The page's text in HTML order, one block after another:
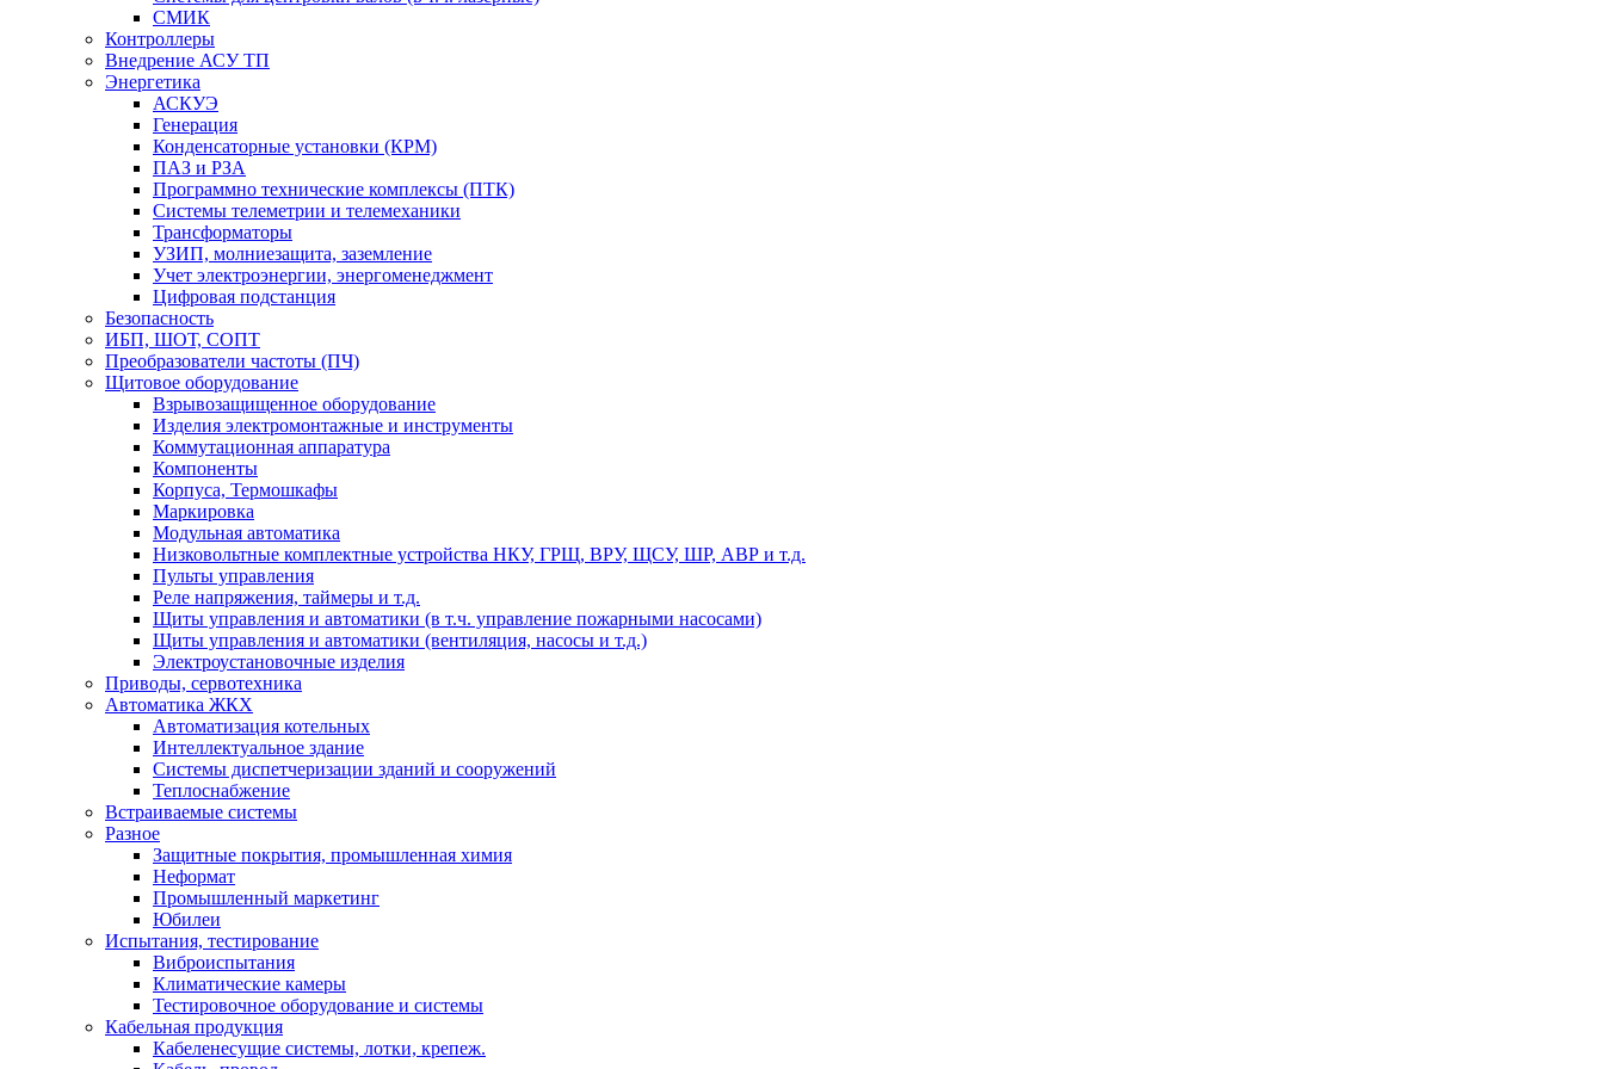
СМИК
Контроллеры
Внедрение АСУ ТП
Энергетика
АСКУЭ
Генерация
Конденсаторные установки (КРМ)
ПАЗ и РЗА
Программно технические комплексы (ПТК)
Системы телеметрии и телемеханики
Трансформаторы
УЗИП, молниезащита, заземление
Учет электроэнергии, энергоменеджмент
Цифровая подстанция
Безопасность
ИБП, ШОТ, СОПТ
Преобразователи частоты (ПЧ)
Щитовое оборудование
Взрывозащищенное оборудование
Изделия электромонтажные и инструменты
Коммутационная аппаратура
Компоненты
Корпуса, Термошкафы
Маркировка
Модульная автоматика
Низковольтные комплектные устройства НКУ, ГРЩ, ВРУ, ЩСУ, ШР, АВР и т.д.
Пульты управления
Реле напряжения, таймеры и т.д.
Щиты управления и автоматики (в т.ч. управление пожарными насосами)
Щиты управления и автоматики (вентиляция, насосы и т.д.)
Электроустановочные изделия
Приводы, сервотехника
Автоматика ЖКХ
Автоматизация котельных
Интеллектуальное здание
Системы диспетчеризации зданий и сооружений
Теплоснабжение
Встраиваемые системы
Разное
Защитные покрытия, промышленная химия
Неформат
Промышленный маркетинг
Юбилеи
Испытания, тестирование
Виброиспытания
Климатические камеры
Тестировочное оборудование и системы
Кабельная продукция
Кабеленесущие системы, лотки, крепеж.